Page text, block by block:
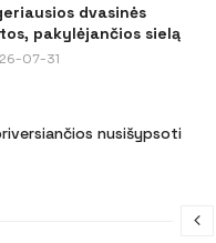
dvasinės
pakylėjančios sielą
07-31
nusišypsoti